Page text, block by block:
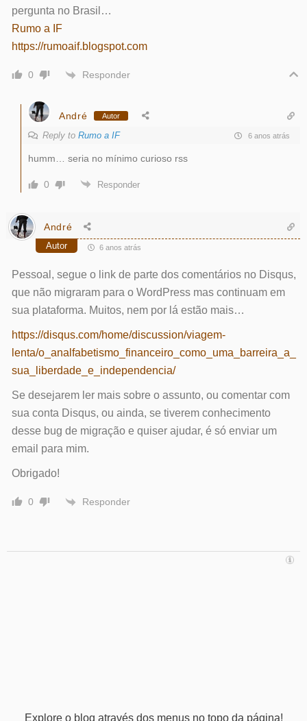
pergunta no Brasil…
Rumo a IF
https://rumoaif.blogspot.com
0 Responder
André Autor
Reply to Rumo a IF 6 anos atrás
humm… seria no mínimo curioso rss
0 Responder
André
Autor 6 anos atrás
Pessoal, segue o link de parte dos comentários no Disqus,
que não migraram para o WordPress mas continuam em
sua plataforma. Muitos, nem por lá estão mais…
https://disqus.com/home/discussion/viagem-
lenta/o_analfabetismo_financeiro_como_uma_barreira_a_
sua_liberdade_e_independencia/
Se desejarem ler mais sobre o assunto, ou comentar com
sua conta Disqus, ou ainda, se tiverem conhecimento
desse bug de migração e quiser ajudar, é só enviar um
email para mim.
Obrigado!
0 Responder
Explore o blog através dos menus no topo da página!